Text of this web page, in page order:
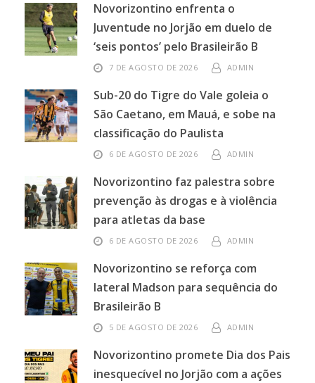
Novorizontino enfrenta o
Juventude no Jorjão em duelo de
‘seis pontos’ pelo Brasileirão B
7 DE AGOSTO DE 2026 ADMIN
Sub-20 do Tigre do Vale goleia o
São Caetano, em Mauá, e sobe na
classificação do Paulista
6 DE AGOSTO DE 2026 ADMIN
Novorizontino faz palestra sobre
prevenção às drogas e à violência
para atletas da base
6 DE AGOSTO DE 2026 ADMIN
Novorizontino se reforça com
lateral Madson para sequência do
Brasileirão B
5 DE AGOSTO DE 2026 ADMIN
Novorizontino promete Dia dos Pais
inesquecível no Jorjão com a ações